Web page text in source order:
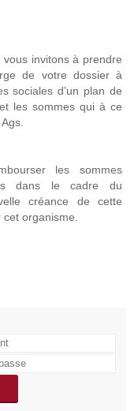
invitons à prendre
de votre dossier à
sociales d’un plan de
les sommes qui à ce
les sommes
dans le cadre du
créance de cette
organisme.